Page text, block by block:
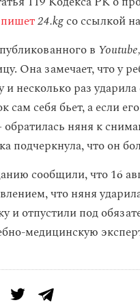
24.kgсо ссылкой
в
Она замечает, что у
и несколько раз
сам себя бьет, а если
няня к
подчеркнула, что он
сообщили, что 16
что няня
и отпустили под
медицинскую